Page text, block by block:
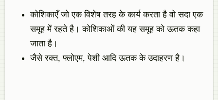
कोशिकाएँ जो एक विशेष तरह के कार्य करता है वो सदा एक
समूह में रहते है। कोशिकाओं की यह समूह को ऊतक कहा
जाता है।
जैसे रक्त, फ्लोएम, पेशी आदि ऊतक के उदाहरण है।